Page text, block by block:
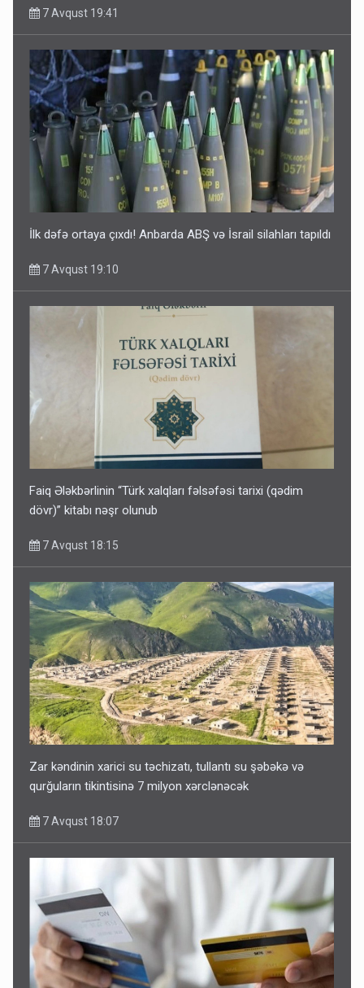
7 Avqust 19:41
İlk dəfə ortaya çıxdı! Anbarda ABŞ və İsrail silahları tapıldı
7 Avqust 19:10
Faiq Ələkbərlinin “Türk xalqları fəlsəfəsi tarixi (qədim
dövr)” kitabı nəşr olunub
7 Avqust 18:15
Zar kəndinin xarici su təchizatı, tullantı su şəbəkə və
qurğuların tikintisinə 7 milyon xərclənəcək
7 Avqust 18:07